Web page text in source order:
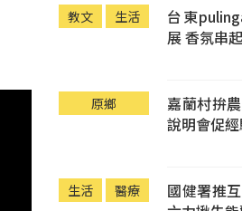
教文 生活
台東
展 香氛串
原鄉
嘉蘭村拚
說明會促
生活 醫療
國健署推